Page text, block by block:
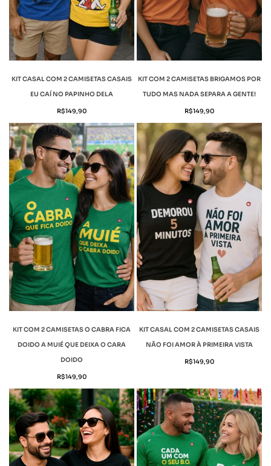
KIT CASAL COM 2 CAMISETAS CASAIS
EU CAÍ NO PAPINHO DELA
R$149,90
KIT COM 2 CAMISETAS BRIGAMOS POR
TUDO MAS NADA SEPARA A GENTE!
R$149,90
KIT COM 2 CAMISETAS O CABRA FICA
DOIDO A MUIÉ QUE DEIXA O CARA
DOIDO
R$149,90
KIT CASAL COM 2 CAMISETAS CASAIS
NÃO FOI AMOR À PRIMEIRA VISTA
R$149,90